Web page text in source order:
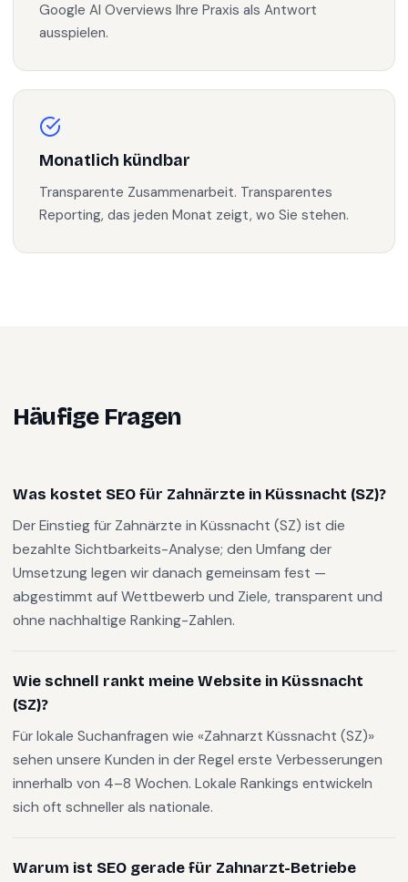
Google AI Overviews Ihre Praxis als Antwort
ausspielen.
Monatlich kündbar
Transparente Zusammenarbeit. Transparentes
Reporting, das jeden Monat zeigt, wo Sie stehen.
Häufige Fragen
Was kostet SEO für Zahnärzte in Küssnacht (SZ)?
Der Einstieg für Zahnärzte in Küssnacht (SZ) ist die
bezahlte Sichtbarkeits-Analyse; den Umfang der
Umsetzung legen wir danach gemeinsam fest —
abgestimmt auf Wettbewerb und Ziele, transparent und
ohne nachhaltige Ranking-Zahlen.
Wie schnell rankt meine Website in Küssnacht
(SZ)?
Für lokale Suchanfragen wie «Zahnarzt Küssnacht (SZ)»
sehen unsere Kunden in der Regel erste Verbesserungen
innerhalb von 4–8 Wochen. Lokale Rankings entwickeln
sich oft schneller als nationale.
Warum ist SEO gerade für Zahnarzt-Betriebe